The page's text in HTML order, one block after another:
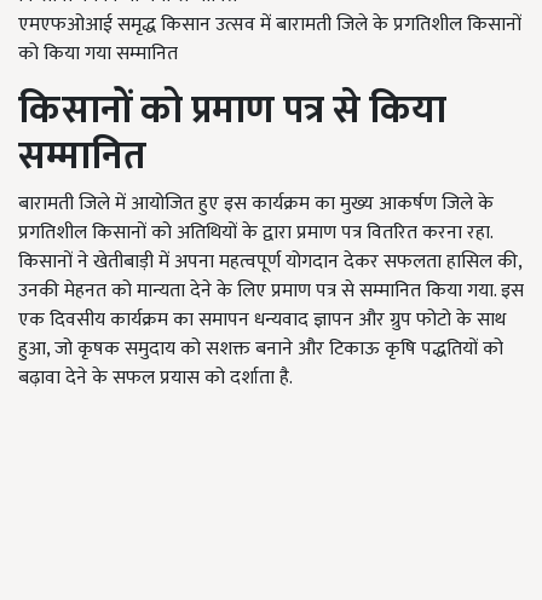
एमएफओआई समृद्ध किसान उत्सव में बारामती जिले के प्रगतिशील किसानों
को किया गया सम्मानित
किसानों को प्रमाण पत्र से किया
सम्मानित
बारामती जिले में आयोजित हुए इस कार्यक्रम का मुख्य आकर्षण जिले के
प्रगतिशील किसानों को अतिथियों के द्वारा प्रमाण पत्र वितरित करना रहा.
किसानों ने खेतीबाड़ी में अपना महत्वपूर्ण योगदान देकर सफलता हासिल की,
उनकी मेहनत को मान्यता देने के लिए प्रमाण पत्र से सम्मानित किया गया. इस
एक दिवसीय कार्यक्रम का समापन धन्यवाद ज्ञापन और ग्रुप फोटो के साथ
हुआ, जो कृषक समुदाय को सशक्त बनाने और टिकाऊ कृषि पद्धतियों को
बढ़ावा देने के सफल प्रयास को दर्शाता है.